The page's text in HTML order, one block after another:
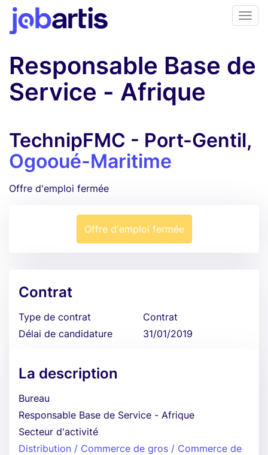
Responsable Base de
Service - Afrique
TechnipFMC - Port-Gentil,
Ogooué-Maritime
Offre d'emploi fermée
Offre d'emploi fermée
Contrat
Type de contrat
Contrat
Délai de candidature
31/01/2019
La description
Bureau
Responsable Base de Service - Afrique
Secteur d'activité
Distribution / Commerce de gros / Commerce de